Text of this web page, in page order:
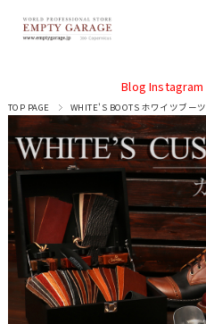
Blog Instagram
TOP PAGE WHITE'S BOOTS ホワイツブーツ